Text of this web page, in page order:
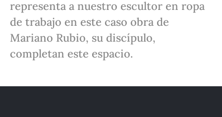
representa a nuestro escultor en ropa
de trabajo en este caso obra de
Mariano Rubio, su discípulo,
completan este espacio.